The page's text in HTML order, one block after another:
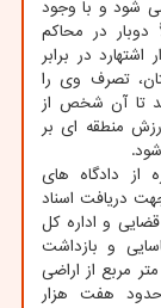
می شود و با وجود
در محاکم
در برابر
تصرف وی را
کند تا آن شخص از
منطقه ای بر
از دادگاه های
دریافت اسناد
و اداره کل
و بازداشت
اسناد مالکیت و تصاحب ۳۴ هزار متر مربع از اراضی
هفت هزار